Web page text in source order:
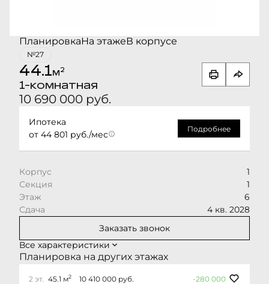
ПланировкаНа этажеВ корпусе
№27
44.1м2
1-комнатная
10 690 000 руб.
Ипотека
от 44 801 руб./мес
Подробнее
Корпус
1
Секция
1
Этаж
6
Сдача
4 кв. 2028
Заказать звонок
Все характеристики
Планировка на других этажах
2 эт. 45.1 м2 10 410 000 руб. -280 000